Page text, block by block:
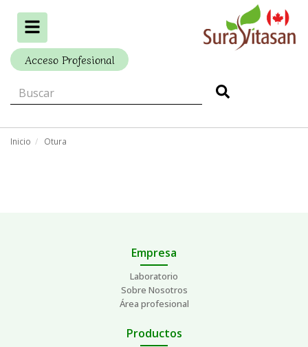
Alternar
navegación
Acceso Profesional
Inicio Otura
Empresa
Laboratorio
Sobre Nosotros
Área profesional
Productos